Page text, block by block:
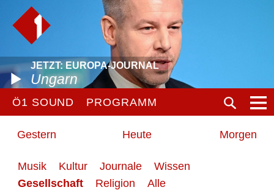
JETZT: EUROPA-JOURNAL
Ungarn
Ö1 SOUND PROGRAMM
Gestern Heute Morgen
Musik Kultur Journale
Wissen
Gesellschaft
Religion Alle